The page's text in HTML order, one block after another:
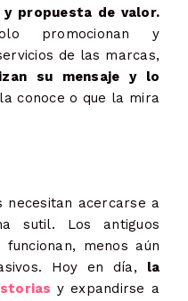
y propuesta de valor.
promocionan y
de las marcas,
su mensaje y lo
conoce o que la mira
necesitan acercarse a
sutil. Los antiguos
menos aún
Hoy en día, la
y expandirse a